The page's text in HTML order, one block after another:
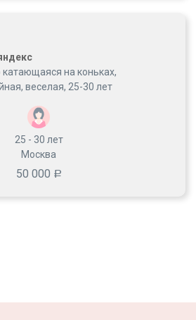
на коньках,
веселая, 25-30 лет
25 - 30 лет
Москва
50 000 Р